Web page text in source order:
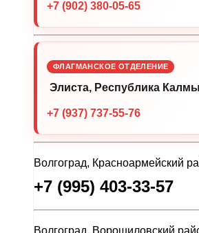
+7 (902) 380-05-65
ФЛАГМАНСКОЕ ОТДЕЛЕНИЕ
Элиста, Республика
+7 (937) 737-55-76
Волгоград, Красноармейский
+7 (995) 403-33-57
Волгоград, Ворошиловский